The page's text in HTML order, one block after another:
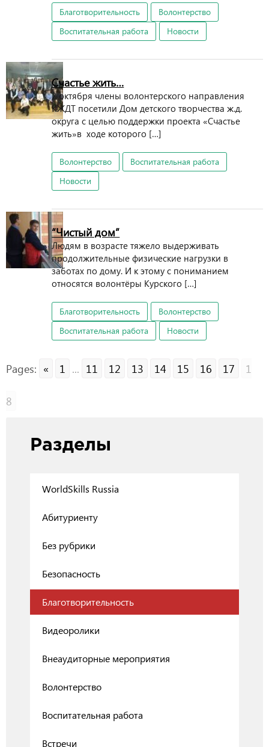
Благотворительность
Волонтерство
Воспитательная работа
Новости
Счастье жить…
2 октября члены волонтерского направления
КЖДТ посетили Дом детского творчества ж.д.
округа с целью поддержки проекта «Счастье
жить»в ходе которого […]
Волонтерство
Воспитательная работа
Новости
“Чистый дом”
Людям в возрасте тяжело выдерживать
продолжительные физические нагрузки в
заботах по дому. И к этому с пониманием
относятся волонтёры Курского […]
Благотворительность
Волонтерство
Воспитательная работа
Новости
Pages: « 1 ... 11 12 13 14 15 16 17 1
8
Разделы
WorldSkills Russia
Абитуриенту
Без рубрики
Безопасность
Благотворительность
Видеоролики
Внеаудиторные мероприятия
Волонтерство
Воспитательная работа
Встречи